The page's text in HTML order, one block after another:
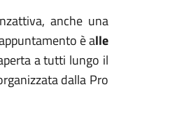
anche una
è alle
a tutti lungo il
dalla Pro